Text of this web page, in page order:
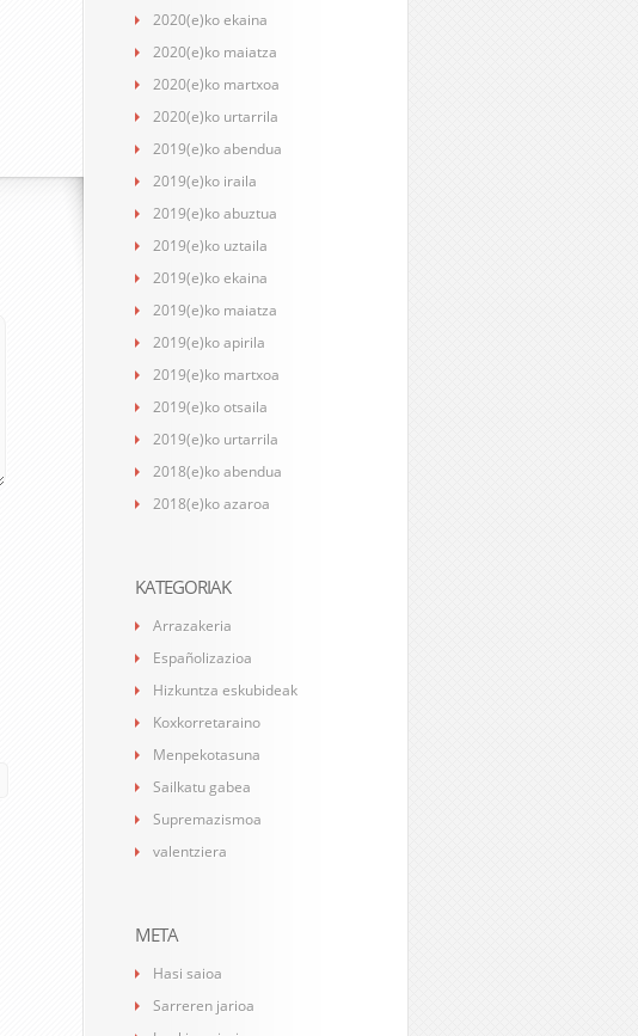
2020(e)ko ekaina
2020(e)ko maiatza
2020(e)ko martxoa
2020(e)ko urtarrila
2019(e)ko abendua
2019(e)ko iraila
2019(e)ko abuztua
2019(e)ko uztaila
2019(e)ko ekaina
2019(e)ko maiatza
2019(e)ko apirila
2019(e)ko martxoa
2019(e)ko otsaila
2019(e)ko urtarrila
2018(e)ko abendua
2018(e)ko azaroa
KATEGORIAK
Arrazakeria
Españolizazioa
Hizkuntza eskubideak
Koxkorretaraino
Menpekotasuna
Sailkatu gabea
Supremazismoa
valentziera
META
Hasi saioa
Sarreren jarioa